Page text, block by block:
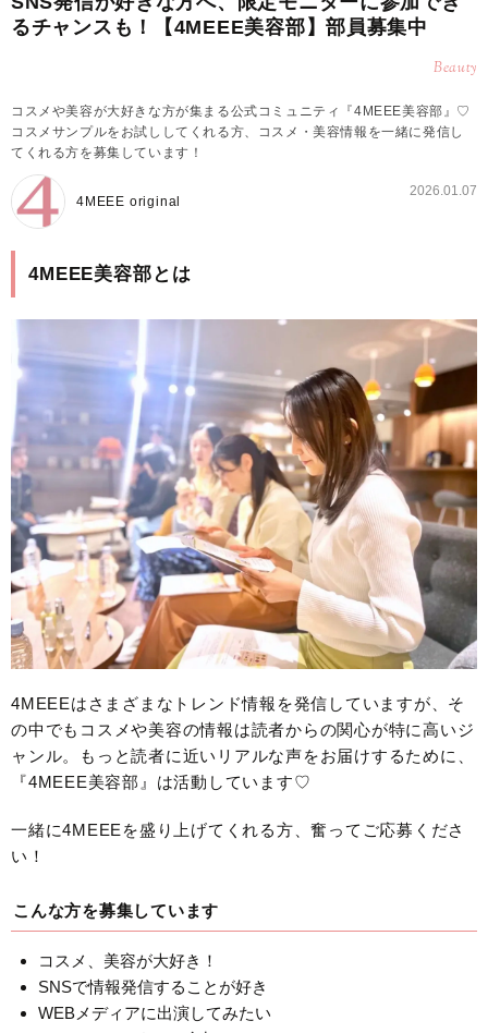
るチャンスも！【4MEEE美容部】部員募集中
Beauty
コスメや美容が大好きな方が集まる公式コミュニティ『4MEEE美容部』♡
コスメサンプルをお試ししてくれる方、コスメ・美容情報を一緒に発信し
てくれる方を募集しています！
4MEEE original
2026.01.07
4MEEE美容部とは
4MEEEはさまざまなトレンド情報を発信していますが、そ
の中でもコスメや美容の情報は読者からの関心が特に高いジ
ャンル。もっと読者に近いリアルな声をお届けするために、
『4MEEE美容部』は活動しています♡
一緒に4MEEEを盛り上げてくれる方、奮ってご応募くださ
い！
こんな方を募集しています
コスメ、美容が大好き！
SNSで情報発信することが好き
WEBメディアに出演してみたい